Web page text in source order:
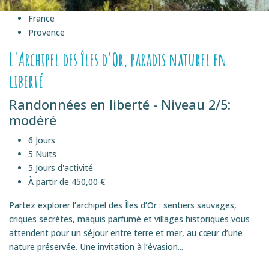
France
Provence
L'Archipel des îles d'Or, paradis naturel en
liberté
Randonnées en liberté - Niveau 2/5:
modéré
6 Jours
5 Nuits
5 Jours d'activité
À partir de 450,00 €
Partez explorer l’archipel des Îles d’Or : sentiers sauvages,
criques secrètes, maquis parfumé et villages historiques vous
attendent pour un séjour entre terre et mer, au cœur d’une
nature préservée. Une invitation à l’évasion...